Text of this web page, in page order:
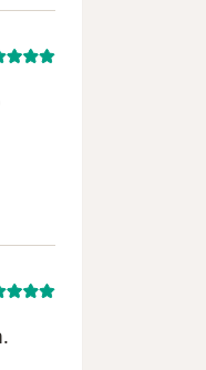
usuario Melisa Valencia Garrido